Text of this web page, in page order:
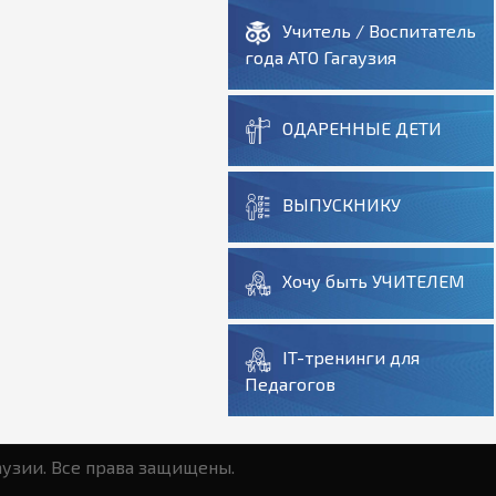
Учитель / Воспитатель
года АТО Гагаузия
ОДАРЕННЫЕ ДЕТИ
ВЫПУСКНИКУ
Хочу быть УЧИТЕЛЕМ
IT-тренинги для
Педагогов
Все права защищены.